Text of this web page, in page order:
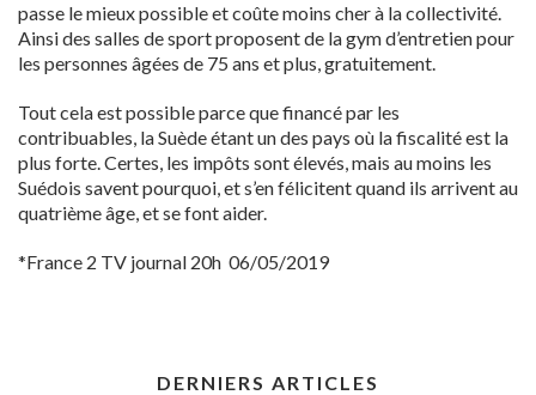
passe le mieux possible et coûte moins cher à la collectivité.
Ainsi des salles de sport proposent de la gym d’entretien pour
les personnes âgées de 75 ans et plus, gratuitement.
Tout cela est possible parce que financé par les
contribuables, la Suède étant un des pays où la fiscalité est la
plus forte. Certes, les impôts sont élevés, mais au moins les
Suédois savent pourquoi, et s’en félicitent quand ils arrivent au
quatrième âge, et se font aider.
*France 2 TV journal 20h 06/05/2019
DERNIERS ARTICLES